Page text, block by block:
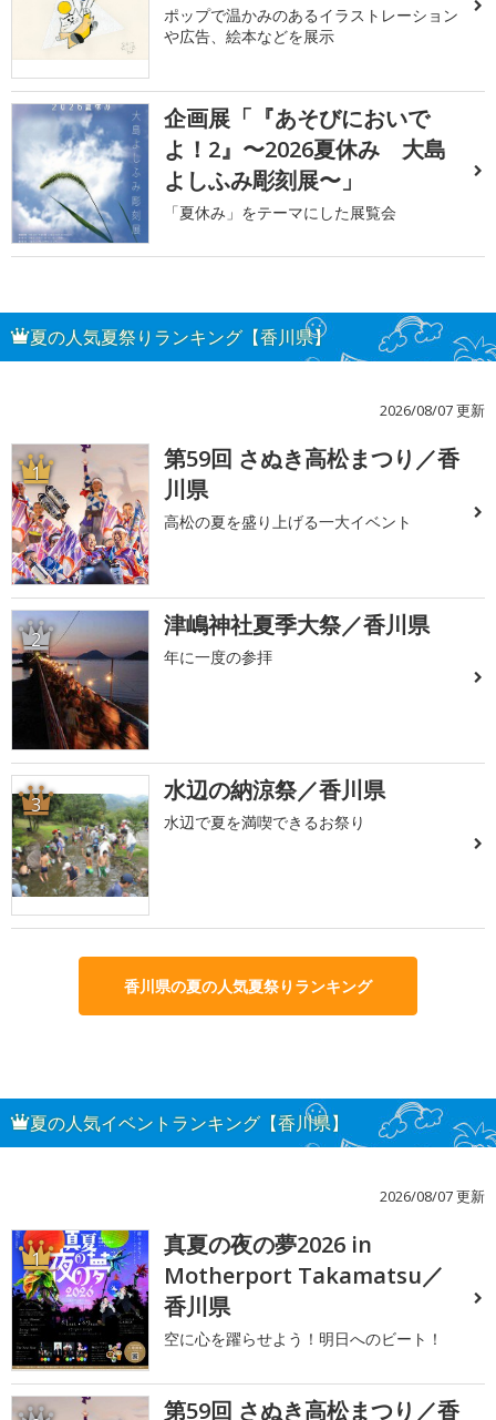
ポップで温かみのあるイラストレーション
や広告、絵本などを展示
企画展「『あそびにおいで
よ！2』〜2026夏休み 大島
よしふみ彫刻展〜」
「夏休み」をテーマにした展覧会
夏の人気夏祭りランキング【香川県】
2026/08/07 更新
1
第59回 さぬき高松まつり／香
川県
高松の夏を盛り上げる一大イベント
2 津嶋神社夏季大祭／香川県
年に一度の参拝
3 水辺の納涼祭／香川県
水辺で夏を満喫できるお祭り
香川県の夏の人気夏祭りランキング
夏の人気イベントランキング【香川県】
2026/08/07 更新
1
真夏の夜の夢2026 in
Motherport Takamatsu／
香川県
空に心を躍らせよう！明日へのビート！
第59回 さぬき高松まつり／香